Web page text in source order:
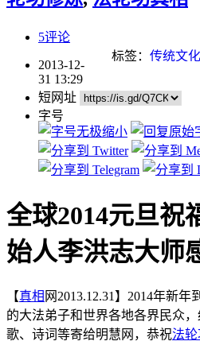
5评论
标签： 传统文化
2013-12-
31 13:29
短网址
字号
全球2014元旦祝
始人李洪志大师
【真相 网2013.12.31】2014年新
的大法弟子和世界各地各界民众
歌、诗词等寄给明慧网，恭祝法轮